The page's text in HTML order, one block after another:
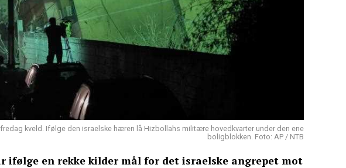
kveld. Ifølge den israelske hæren lå Hizbollahs militære hovedkvarter under den ene
boligblokken. Foto: AP / NTB
ifølge en rekke kilder mål for det israelske angrepet mot